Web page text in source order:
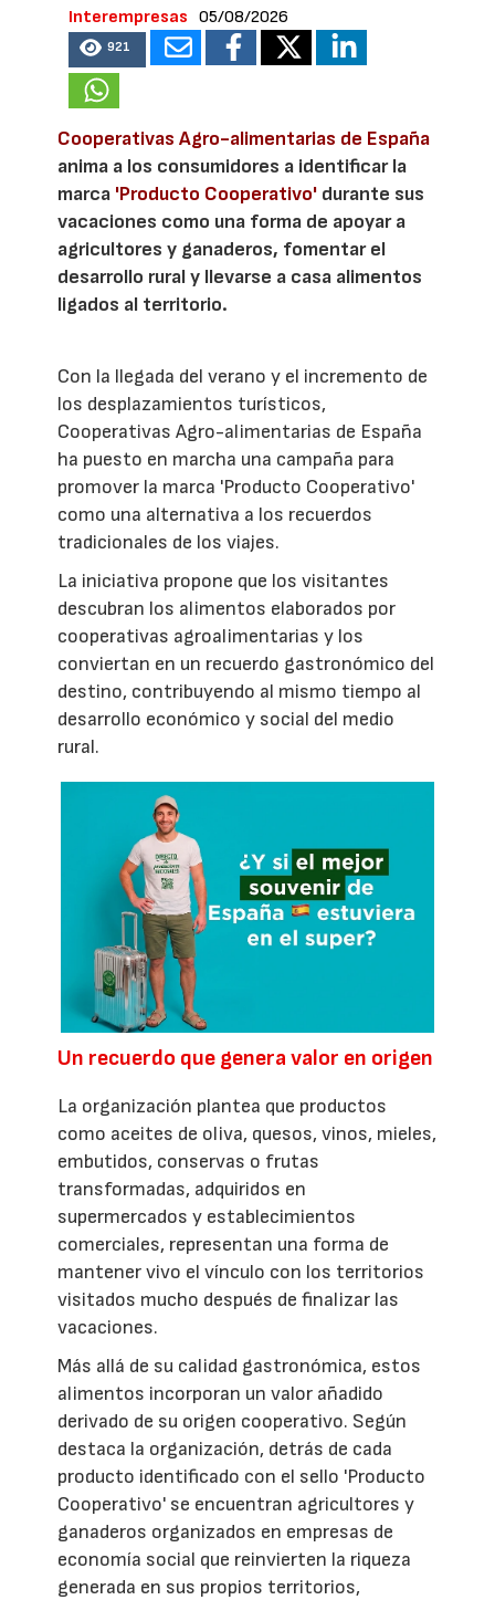
Interempresas
05/08/2026
921
Cooperativas Agro-alimentarias de España
anima a los consumidores a identificar la
marca 'Producto Cooperativo' durante sus
vacaciones como una forma de apoyar a
agricultores y ganaderos, fomentar el
desarrollo rural y llevarse a casa alimentos
ligados al territorio.
Con la llegada del verano y el incremento de
los desplazamientos turísticos,
Cooperativas Agro-alimentarias de España
ha puesto en marcha una campaña para
promover la marca 'Producto Cooperativo'
como una alternativa a los recuerdos
tradicionales de los viajes.
La iniciativa propone que los visitantes
descubran los alimentos elaborados por
cooperativas agroalimentarias y los
conviertan en un recuerdo gastronómico del
destino, contribuyendo al mismo tiempo al
desarrollo económico y social del medio
rural.
Un recuerdo que genera valor en origen
La organización plantea que productos
como aceites de oliva, quesos, vinos, mieles,
embutidos, conservas o frutas
transformadas, adquiridos en
supermercados y establecimientos
comerciales, representan una forma de
mantener vivo el vínculo con los territorios
visitados mucho después de finalizar las
vacaciones.
Más allá de su calidad gastronómica, estos
alimentos incorporan un valor añadido
derivado de su origen cooperativo. Según
destaca la organización, detrás de cada
producto identificado con el sello 'Producto
Cooperativo' se encuentran agricultores y
ganaderos organizados en empresas de
economía social que reinvierten la riqueza
generada en sus propios territorios,